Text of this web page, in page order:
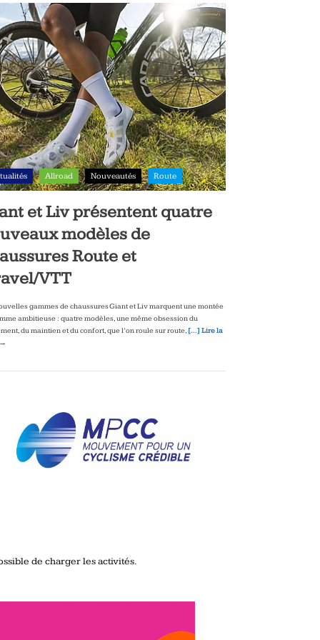
Allroad Nouveautés Route
et Liv présentent quatre
modèles de
Route et
VTT
gammes de chaussures Giant et Liv marquent une montée
ambitieuse : quatre modèles, une même obsession du
du maintien et du confort, que l’on roule sur route, […] Lire la
de charger les activités.